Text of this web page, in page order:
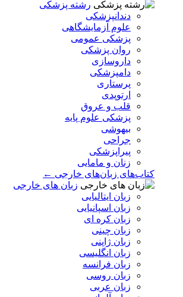
رشته پزشکی
دندانپزشکی
علوم آزمایشگاهی
پزشکی عمومی
روان پزشکی
داروسازی
دامپزشکی
پرستاری
ارتوپدی
قلب و عروق
پزشکی علوم پایه
بیهوشی
جراحی
پیراپزشکی
زنان و مامایی
کتاب‌های زبان‌های خارجی ←
زبان های خارجی
زبان ایتالیایی
زبان اسپانیایی
زبان کره ای
زبان چینی
زبان ژاپنی
زبان انگلیسی
زبان فرانسه
زبان روسی
زبان عربی